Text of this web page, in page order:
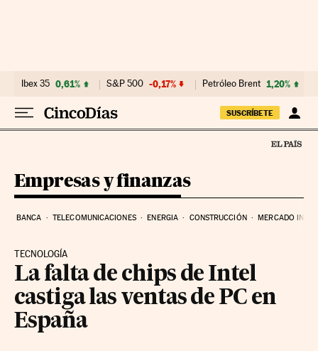
Ibex 35 0,61% S&P 500 -0,17% Petróleo Brent 1,20%
SUSCRÍBETE
Empresas y finanzas
BANCA TELECOMUNICACIONES ENERGIA CONSTRUCCIÓN MERCADO
TECNOLOGÍA
La falta de chips de Intel
castiga las ventas de PC en
España